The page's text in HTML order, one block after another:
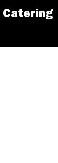
Catering